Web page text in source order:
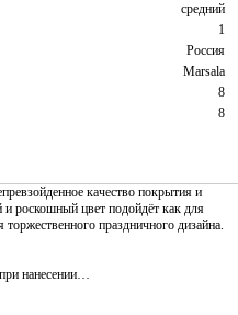
средний
1
Россия
Marsala
8
8
качество покрытия и
роскошный цвет подойдёт как для
праздничного дизайна.
нанесении…